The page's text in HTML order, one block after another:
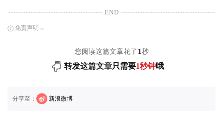
END
免责声明
您阅读这篇文章花了 1秒
转发这篇文章只需要1秒钟哦
分享至： 新浪微博